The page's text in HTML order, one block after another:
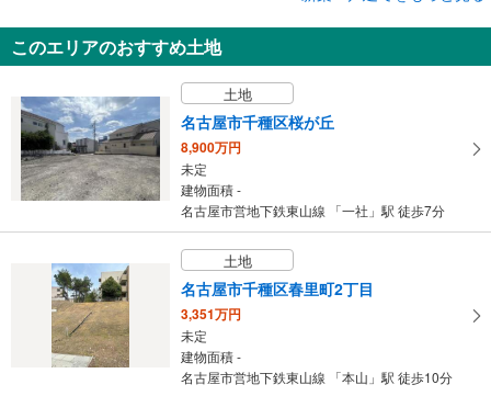
名古屋市千種区春里町4丁目
建物面積 93.36m2
名古屋市営地下鉄東山線 「本山」駅 徒歩8分
このエリアのおすすめ土地
土地
名古屋市千種区桜が丘
8,900万円
未定
建物面積 -
名古屋市営地下鉄東山線 「一社」駅 徒歩7分
土地
名古屋市千種区春里町2丁目
3,351万円
未定
建物面積 -
名古屋市営地下鉄東山線 「本山」駅 徒歩10分